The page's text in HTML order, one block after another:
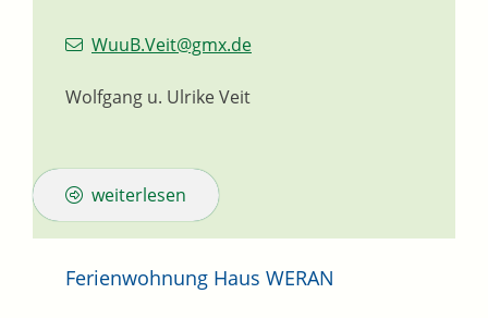
WuuB.Veit@gmx.de
Wolfgang u. Ulrike Veit
weiterlesen
Ferienwohnung Haus WERAN